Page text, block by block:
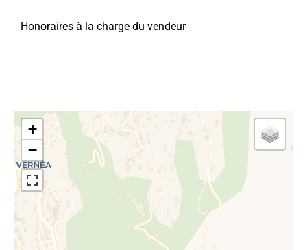
Honoraires à la charge du vendeur
+
−